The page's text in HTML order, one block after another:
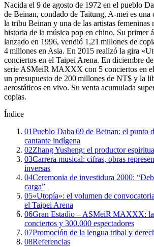
Nacida el 9 de agosto de 1972 en el pueblo
de Beinan, condado de Taitung, A-mei es una
la tribu Beinan y una de las artistas femeninas
historia de la música pop en chino. Su primer
lanzado en 1996, vendió 1,21 millones de
4 millones en Asia. En 2015 realizó la gira
conciertos en el Taipei Arena. En diciembre
serie ASMeiR MAXXX con 5 conciertos en
un presupuesto de 200 millones de NT$ y la
aerostáticos en vivo. Su venta acumulada
copias.
Índice
01Pueblo Daba 69 de Beinan: el punto
cantante indígena
02Zhang Yusheng: el productor
03Carrera musical: cifras, obras
inversas
04Ceremonia de investidura 2000:
carga”
05«Utopía»: el volumen de
el Taipei Arena
06Gran Estadio – ASMeiR MAXXX:
conciertos y 300.000 espectadores
07Promoción de la lengua tribal y
08Referencias